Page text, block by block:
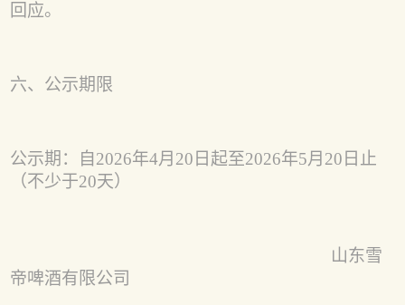
回应。
六、公示期限
公示期：自 2026年4月 20 日起至2026年5月 20 日止
（不少于20天）
山东雪
帝啤酒有限公司